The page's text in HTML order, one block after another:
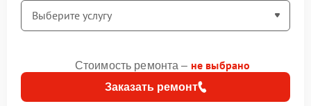
Заказать ремонт
Стоимость ремонта – не выбрано